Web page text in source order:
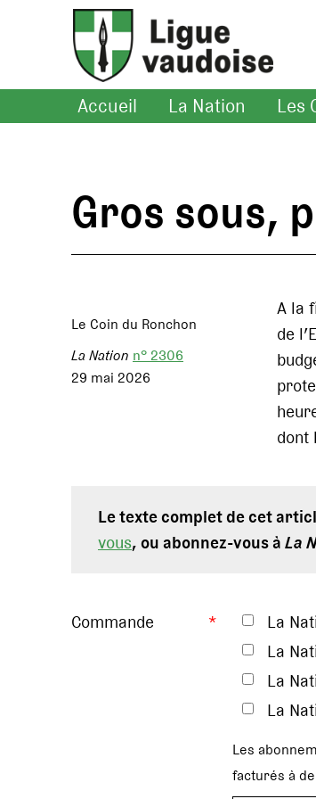
Accueil La Nation Les
Gros sous,
Le Coin du Ronchon
La Nation n° 2306
29 mai 2026
A la
de
dont
Le texte complet de cet
vous, ou abonnez-vous àLa
Commande *
La
La
La
La
Les
facturés à